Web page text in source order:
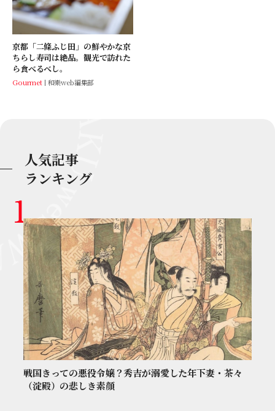
京都「二條ふじ田」の鮮やかな京
ちらし寿司は絶品。観光で訪れた
ら食べるべし。
Gourmet 和樂web編集部
人気記事
ランキング
戦国きっての悪役令嬢？秀吉が溺愛した年下妻・茶々
（淀殿）の悲しき素顔